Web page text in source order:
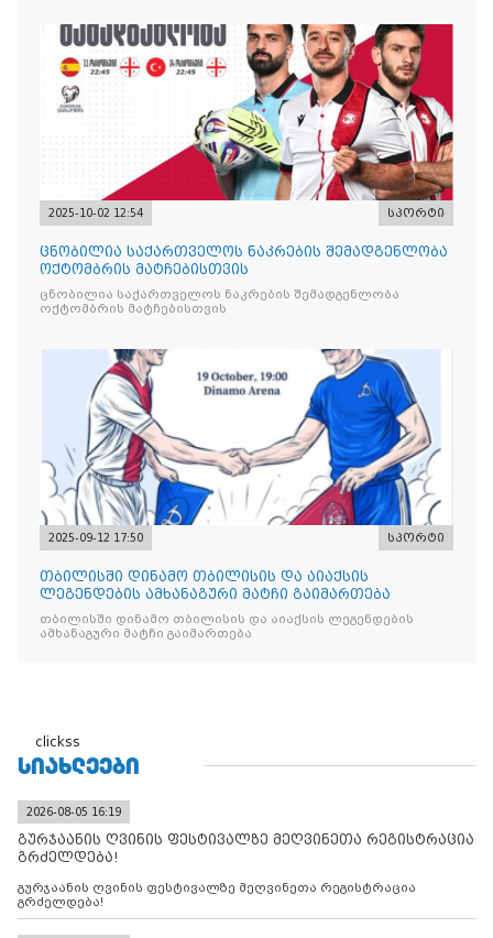
2025-10-02 12:54 სპორტი
ცნობილია საქართველოს ნაკრების შემადგენლობა
ოქტომბრის მატჩებისთვის
ცნობილია საქართველოს ნაკრების შემადგენლობა
ოქტომბრის მატჩებისთვის
2025-09-12 17:50 სპორტი
თბილისში დინამო თბილისის და აიაქსის
ლეგენდების ამხანაგური მატჩი გაიმართება
თბილისში დინამო თბილისის და აიაქსის ლეგენდების
ამხანაგური მატჩი გაიმართება
clickss
ᲡᲘᲐᲮᲚᲔᲔᲑᲘ
2026-08-05 16:19
გურჯაანის ღვინის ფესტივალზე მეღვინეთა რეგისტრაცია
გრძელდება!
გურჯაანის ღვინის ფესტივალზე მეღვინეთა რეგისტრაცია
გრძელდება!